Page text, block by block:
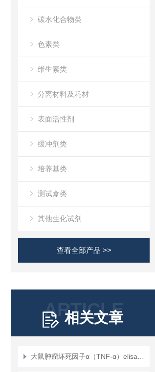
碳水化合物类
色素类
维生素类
分离材料及耗材
表面活性剂
缓冲剂类
培养基类
测试盒类
其他生化试剂
查看全部产品 >>
ARTICLE
相关文章